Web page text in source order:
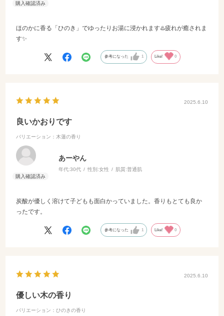
ほのかに香る「ひのき」でゆったりお湯に浸かれます♨️疲れが癒されま
す✨️
参考になった 1 Like! 0
2025.6.10
良いかおりです
バリエーション：木蓮の香り
あーやん
年代:30代 性別:女性 肌質:普通肌
炭酸が優しく溶けて子どもも面白かっていました。香りもとても良か
ったです。
参考になった 1 Like! 0
2025.6.10
優しい木の香り
バリエーション：ひのきの香り